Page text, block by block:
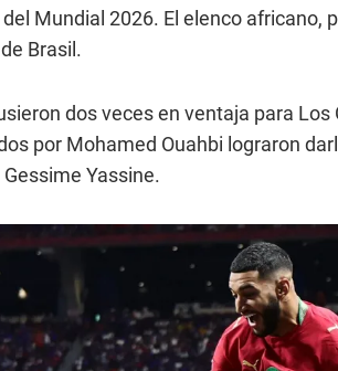
Mundial 2026. El elenco africano,
Brasil.
dos veces en ventaja para
por Mohamed Ouahbi lograron
Yassine.